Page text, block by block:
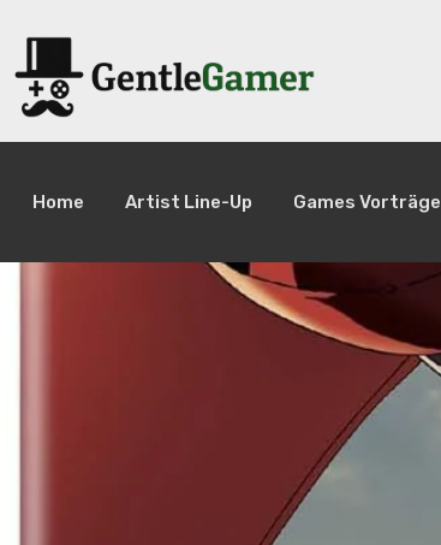
Home Artist Line-Up Games Vorträge